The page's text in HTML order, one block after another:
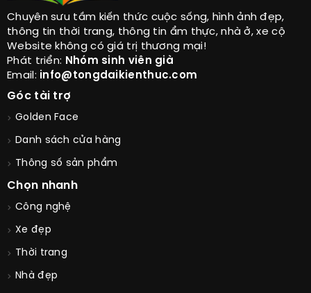
Chuyên sưu tầm kiến thức cuộc sống, hình ảnh đẹp,
thông tin thời trang, thông tin ẩm thực, nhà ở, xe cộ
Website không có giá trị thương mại!
Phát triển: Nhóm sinh viên già
Email: info@tongdaikienthuc.com
Góc tài trợ
Golden Face
Danh sách cửa hàng
Thông số sản phẩm
Chọn nhanh
Công nghệ
Xe đẹp
Thời trang
Nhà đẹp